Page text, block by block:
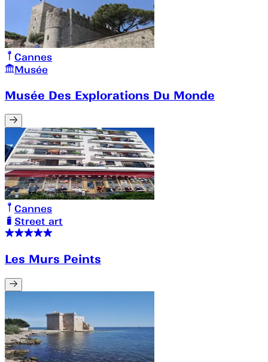
Cannes
Musée
Musée Des Explorations Du Monde
Cannes
Street art
Les Murs Peints